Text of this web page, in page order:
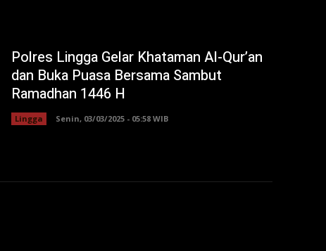
Polres Lingga Gelar Khataman Al-Qur’an
dan Buka Puasa Bersama Sambut
Ramadhan 1446 H
Lingga Senin, 03/03/2025 - 05:58 WIB